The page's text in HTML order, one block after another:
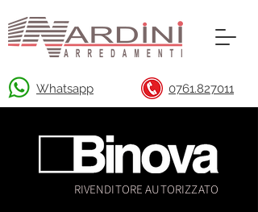
Whatsapp 0761.827011
RIVENDITORE AUTORIZZATO